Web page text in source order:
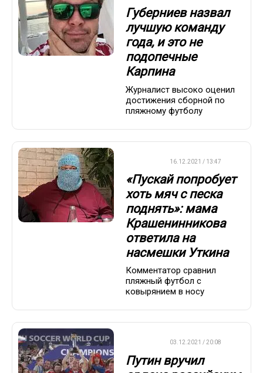
Губерниев назвал
лучшую команду
года, и это не
подопечные
Карпина
Журналист высоко оценил
достижения сборной по
пляжному футболу
16.12.2021 / 13:47
«Пускай попробует
хоть мяч с песка
поднять»: мама
Крашенинникова
ответила на
насмешки Уткина
Комментатор сравнил
пляжный футбол с
ковырянием в носу
03.12.2021 / 20:08
Путин вручил